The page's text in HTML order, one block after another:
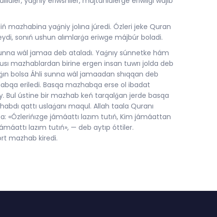
mazhabina yaǵniy jolına júredi. Ózleri jeke Quran
sonıń ushun alımlarǵa eriwge májbúr boladi.
wál jamaa deb ataladı. Yaǵnıy súnnetke hám
mazhablardan birine ergen insan tuwrı jolda deb
bolsa Áhli sunna wál jamaadan shıqqan deb
eriledi. Basqa mazhabqa erse ol ibadat
Bul ústine bir mazhab keń tarqalǵan jerde basqa
qattı uslaǵanı maqul. Allah taala Quranı
«Ózlerińızge jámáattı lazım tutıń, Kim jámáattan
lazım tutıń», — deb aytıp óttiler.
mazhab kiredi.